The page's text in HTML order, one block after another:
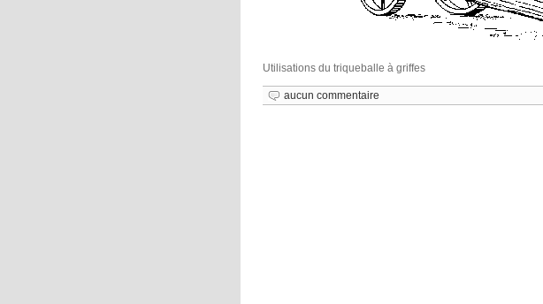
Utilisations du triqueballe à griffes
aucun commentaire